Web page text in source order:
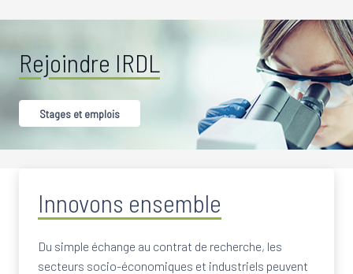
Rejoindre IRDL
Stages et emplois
Innovons ensemble
Du simple échange au contrat de recherche, les
secteurs socio-économiques et industriels peuvent